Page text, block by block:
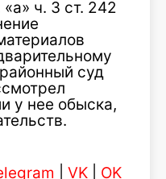
ч. 3 ст. 242
суд
у нее обыска,
VK OK